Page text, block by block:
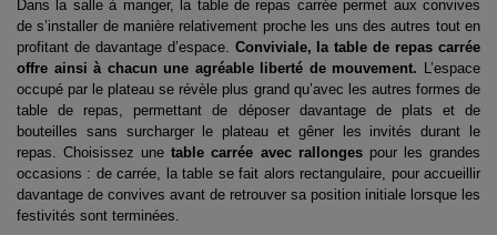
Dans la salle à manger, la table de repas carrée permet aux convives
de s’installer de manière relativement proche les uns des autres tout en
profitant de davantage d’espace. Conviviale, la table de repas carrée
offre ainsi à chacun une agréable liberté de mouvement. L’espace
occupé par le plateau se révèle plus grand qu’avec les autres formes de
table de repas, permettant de déposer davantage de plats et de
bouteilles sans surcharger le plateau et gêner les invités durant le
repas. Choisissez unetable carrée avec rallongespour les grandes
occasions : de carrée, la table se fait alors rectangulaire, pour accueillir
davantage de convives avant de retrouver sa position initiale lorsque les
festivités sont terminées.